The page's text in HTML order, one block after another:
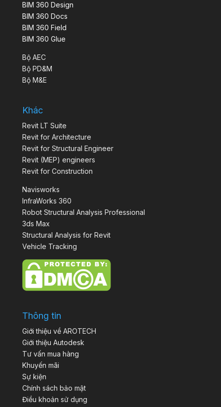
BIM 360 Design
BIM 360 Docs
BIM 360 Field
BIM 360 Glue
Bộ AEC
Bộ PD&M
Bộ M&E
Khác
Revit LT Suite
Revit for Architecture
Revit for Structural Engineer
Revit (MEP) engineers
Revit for Construction
Navisworks
InfraWorks 360
Robot Structural Analysis Professional
3ds Max
Structural Analysis for Revit
Vehicle Tracking
Thông tin
Giới thiệu về AROTECH
Giới thiệu Autodesk
Tư vấn mua hàng
Khuyến mãi
Sự kiện
Chính sách bảo mật
Điều khoản sử dụng